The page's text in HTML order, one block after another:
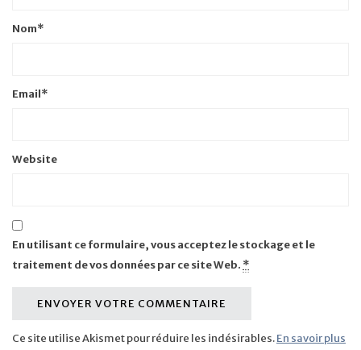
Nom*
Email*
Website
En utilisant ce formulaire, vous acceptez le stockage et le
traitement de vos données par ce site Web. *
Ce site utilise Akismet pour réduire les indésirables.En savoir plus